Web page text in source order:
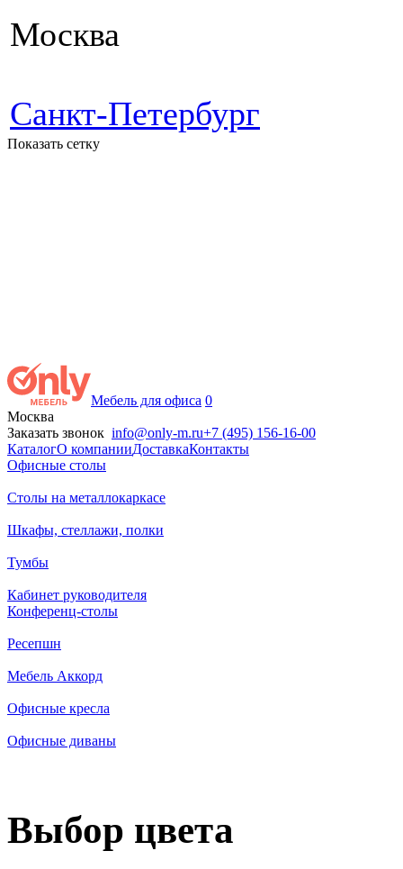
Москва
Санкт-Петербург
Показать сетку
Мебель для офиса 0
Москва
Заказать звонок info@only-m.ru+7 (495) 156-16-00
КаталогО компанииДоставкаКонтакты
Офисные столы
Столы на металлокаркасе
Шкафы, стеллажи, полки
Тумбы
Кабинет руководителя
Конференц-столы
Ресепшн
Мебель Аккорд
Офисные кресла
Офисные диваны
Выбор цвета